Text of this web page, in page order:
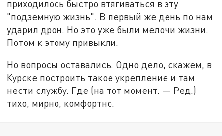
приходилось быстро втягиваться в эту
"подземную жизнь". В первый же день по нам
ударил дрон. Но это уже были мелочи жизни.
Потом к этому привыкли.
Но вопросы оставались. Одно дело, скажем, в
Курске построить такое укрепление и там
нести службу. Где (на тот момент. — Ред.)
тихо, мирно, комфортно.